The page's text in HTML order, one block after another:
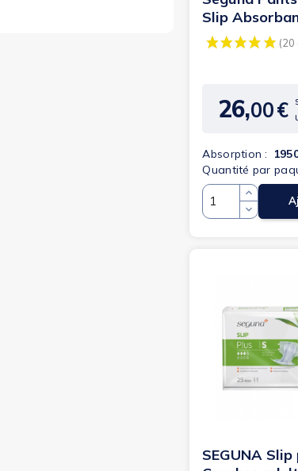
Slip
Prix
26,00€
Absorption :
Quantité par
Quantité
SEGUNA Slip